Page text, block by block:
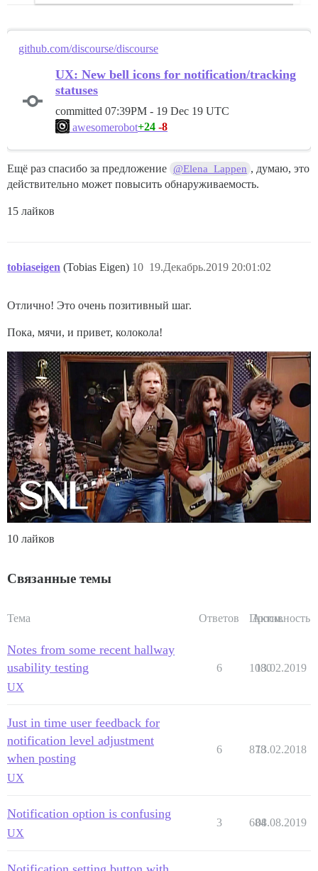
github.com/discourse/discourse
UX: New bell icons for notification/tracking
statuses
committed 07:39PM - 19 Dec 19 UTC
awesomerobot+24 -8
Ещё раз спасибо за предложение @Elena_Lappen , думаю, это
действительно может повысить обнаруживаемость.
15 лайков
tobiaseigen (Tobias Eigen) 19.Декабрь.2019 20:01:02
10
Отлично! Это очень позитивный шаг.
Пока, мячи, и привет, колокола!
10 лайков
Связанные темы
Тема Ответов Просм.
Активность
Notes from some recent hallway
usability testing
UX
6 1080
13.02.2019
Just in time user feedback for
notification level adjustment
when posting
UX
6 878
13.02.2018
Notification option is confusing
UX
3 684
08.08.2019